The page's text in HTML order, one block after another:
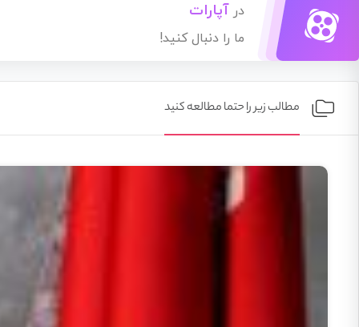
در آپارات
ما را دنبال کنید!
مطالب زیر را حتما مطالعه کنید